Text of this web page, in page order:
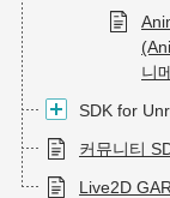
니
SDK for
커뮤니티
Live2D